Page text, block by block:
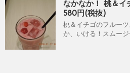
なかなか！ 桃＆イ
580円(税抜)
桃＆イチゴのフルー
か、いける！スムージ